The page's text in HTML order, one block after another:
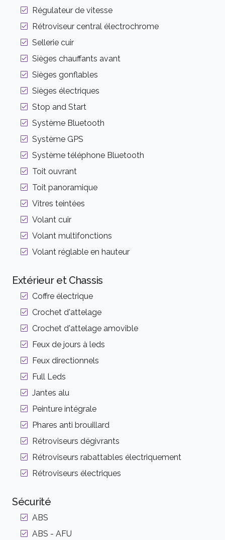
Régulateur de vitesse
Rétroviseur central électrochrome
Sellerie cuir
Sièges chauffants avant
Sièges gonflables
Sièges électriques
Stop and Start
Système Bluetooth
Système GPS
Système téléphone Bluetooth
Toit ouvrant
Toit panoramique
Vitres teintées
Volant cuir
Volant multifonctions
Volant réglable en hauteur
Extérieur et Chassis
Coffre électrique
Crochet d'attelage
Crochet d'attelage amovible
Feux de jours à leds
Feux directionnels
Full Leds
Jantes alu
Peinture intégrale
Phares anti brouillard
Rétroviseurs dégivrants
Rétroviseurs rabattables électriquement
Rétroviseurs électriques
Sécurité
ABS
ABS - AFU